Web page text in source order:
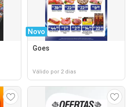
Novo
Goes
Válido por 2 dias